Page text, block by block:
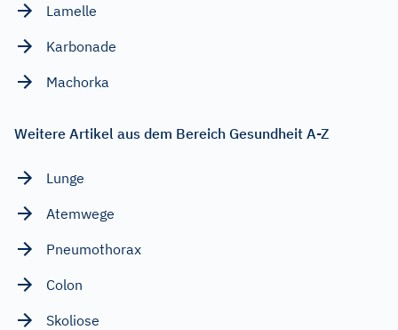
Lamelle
Karbonade
Machorka
Weitere Artikel aus dem Bereich Gesundheit A-Z
Lunge
Atemwege
Pneumothorax
Colon
Skoliose